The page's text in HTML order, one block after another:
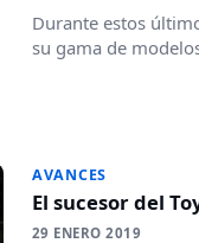
Durante estos
su gama de
AVANCES
El sucesor del
29 ENERO 2019